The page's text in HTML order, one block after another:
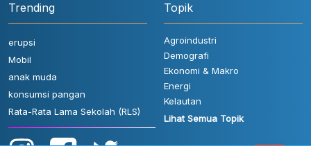
Trending
erupsi
Mobil
anak muda
konsumsi pangan
Rata-Rata Lama Sekolah (RLS)
Topik
Agroindustri
Demografi
Ekonomi & Makro
Energi
Kelautan
Lihat Semua Topik